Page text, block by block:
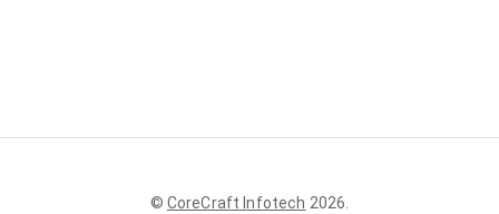
© CoreCraft Infotech 2026